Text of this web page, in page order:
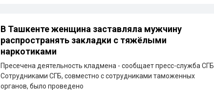
В Ташкенте женщина заставляла мужчину
распространять закладки с тяжёлыми
наркотиками
Пресечена деятельность кладмена - сообщает пресс-служба СГБ.
Сотрудниками СГБ, совместно с сотрудниками таможенных
органов, было проведено